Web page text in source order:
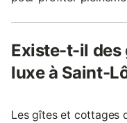
Existe-t-il des
luxe à Saint-
Les gîtes et cottages